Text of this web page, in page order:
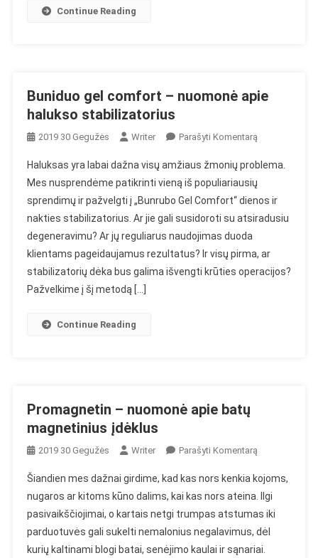
Continue Reading
Buniduo gel comfort – nuomonė apie
halukso stabilizatorius
2019 30 Gegužės Writer Parašyti KomentarąOn
Gel
Comfort
–
Nuomonė
Halukso
Stabilizatorius
Haluksas yra labai dažna visų amžiaus žmonių problema.
Mes nusprendėme patikrinti vieną iš populiariausių
sprendimų ir pažvelgti į „Bunrubo Gel Comfort“ dienos ir
nakties stabilizatorius. Ar jie gali susidoroti su atsiradusiu
degeneravimu? Ar jų reguliarus naudojimas duoda
klientams pageidaujamus rezultatus? Ir visų pirma, ar
stabilizatorių dėka bus galima išvengti krūties operacijos?
Pažvelkime į šį metodą […]
Continue Reading
Promagnetin – nuomonė apie batų
magnetinius įdėklus
2019 30 Gegužės Writer Parašyti KomentarąOn
–
Nuomonė
Apie
Batų
Magnetinius
Šiandien mes dažnai girdime, kad kas nors kenkia kojoms,
nugaros ar kitoms kūno dalims, kai kas nors ateina. Ilgi
pasivaikščiojimai, o kartais netgi trumpas atstumas iki
parduotuvės gali sukelti nemalonius negalavimus, dėl
kurių kaltinami blogi batai, senėjimo kaulai ir sąnariai.